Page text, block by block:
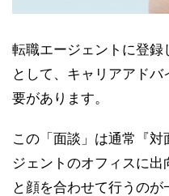
転職エージェントに登
として、キャリアアド
要があります。
この「面談」は通常『
ジェントのオフィスに
と顔を合わせて行うのが